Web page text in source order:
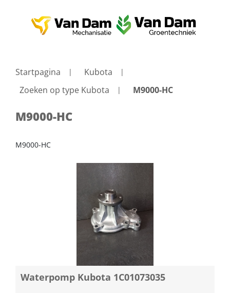
Startpagina
Kubota
Zoeken op type Kubota
M9000-HC
M9000-HC
M9000-HC
Waterpomp Kubota 1C01073035